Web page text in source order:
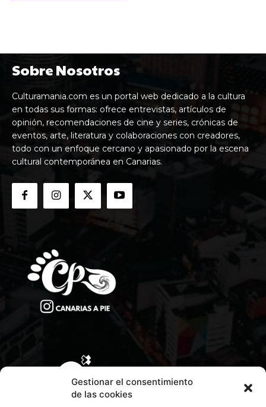
Gestionar el consentimiento
de las cookies
Sobre Nosotros
Culturamania.com es un portal web dedicado a la cultura
en todas sus formas: ofrece entrevistas, artículos de
opinión, recomendaciones de cine y series, crónicas de
eventos, arte, literatura y colaboraciones con creadores,
todo con un enfoque cercano y apasionado por la escena
cultural contemporánea en Canarias.